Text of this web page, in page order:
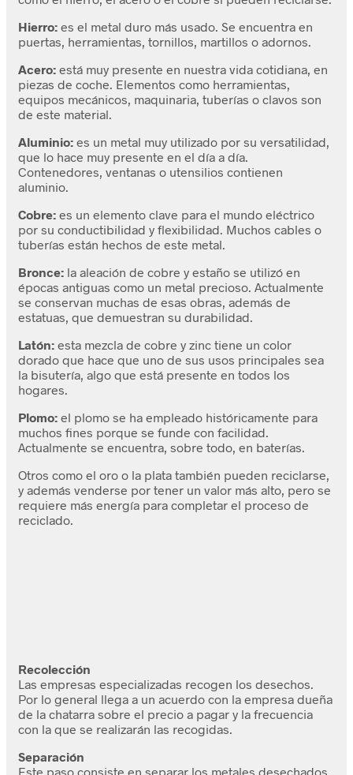
Hierro: es el metal duro más usado. Se encuentra en
puertas, herramientas, tornillos, martillos o adornos.
Acero: está muy presente en nuestra vida cotidiana, en
piezas de coche. Elementos como herramientas,
equipos mecánicos, maquinaria, tuberías o clavos son
de este material.
Aluminio: es un metal muy utilizado por su versatilidad,
que lo hace muy presente en el día a día.
Contenedores, ventanas o utensilios contienen
aluminio.
Cobre: es un elemento clave para el mundo eléctrico
por su conductibilidad y flexibilidad. Muchos cables o
tuberías están hechos de este metal.
Bronce: la aleación de cobre y estaño se utilizó en
épocas antiguas como un metal precioso. Actualmente
se conservan muchas de esas obras, además de
estatuas, que demuestran su durabilidad.
Latón: esta mezcla de cobre y zinc tiene un color
dorado que hace que uno de sus usos principales sea
la bisutería, algo que está presente en todos los
hogares.
Plomo: el plomo se ha empleado históricamente para
muchos fines porque se funde con facilidad.
Actualmente se encuentra, sobre todo, en baterías.
Otros como el oro o la plata también pueden reciclarse,
y además venderse por tener un valor más alto, pero se
requiere más energía para completar el proceso de
reciclado.
Recolección
Las empresas especializadas recogen los desechos.
Por lo general llega a un acuerdo con la empresa dueña
de la chatarra sobre el precio a pagar y la frecuencia
con la que se realizarán las recogidas.
Separación
Este paso consiste en separar los metales desechados.